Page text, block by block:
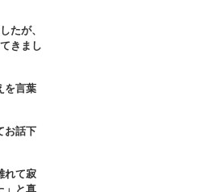
たが、
きまし
を言葉
お話下
れて寂
」と真